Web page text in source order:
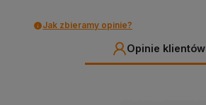
Jak zbieramy opinie?
Opinie klientów